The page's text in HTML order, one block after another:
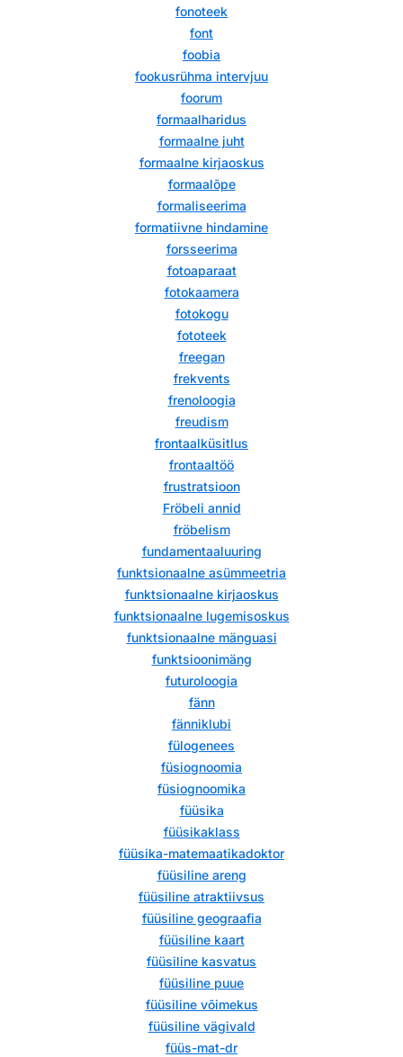
fonoteek
font
foobia
fookusrühma intervjuu
foorum
formaalharidus
formaalne juht
formaalne kirjaoskus
formaalõpe
formaliseerima
formatiivne hindamine
forsseerima
fotoaparaat
fotokaamera
fotokogu
fototeek
freegan
frekvents
frenoloogia
freudism
frontaalküsitlus
frontaaltöö
frustratsioon
Fröbeli annid
fröbelism
fundamentaaluuring
funktsionaalne asümmeetria
funktsionaalne kirjaoskus
funktsionaalne lugemisoskus
funktsionaalne mänguasi
funktsioonimäng
futuroloogia
fänn
fänniklubi
fülogenees
füsiognoomia
füsiognoomika
füüsika
füüsikaklass
füüsika-matemaatikadoktor
füüsiline areng
füüsiline atraktiivsus
füüsiline geograafia
füüsiline kaart
füüsiline kasvatus
füüsiline puue
füüsiline võimekus
füüsiline vägivald
füüs-mat-dr